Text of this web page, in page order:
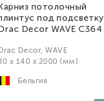
потолочный
под подсветку
Decor WAVE C364
Decor, WAVE
x 140 x 2000 (мм)
Бельгия